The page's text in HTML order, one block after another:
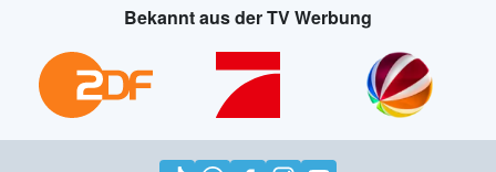
Bekannt aus der TV Werbung